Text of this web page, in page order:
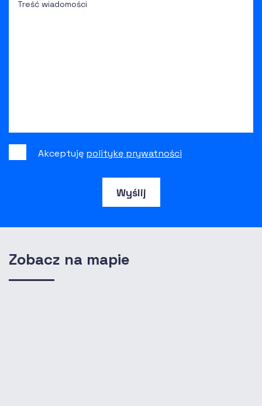
Akceptuję politykę prywatności
Wyślij
Zobacz na mapie